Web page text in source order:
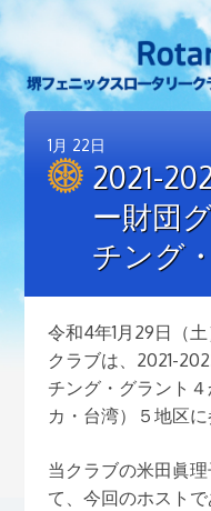
1月 22日
2021-
ー財団
チング
令和4年1月29日（
クラブは、2021-
チング・グラント
カ・台湾）５地区に
当クラブの米田眞
て、今回のホスト